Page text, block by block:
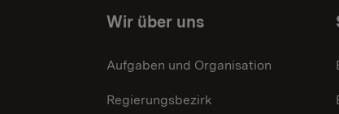
Wir über uns
Aufgaben und Organisation
Regierungsbezirk